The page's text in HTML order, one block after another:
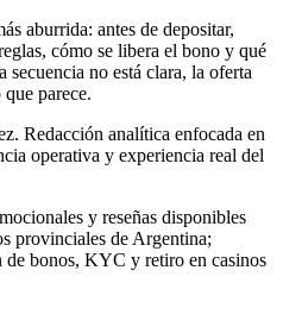
aburrida: antes de depositar,
cómo se libera el bono y qué
secuencia no está clara, la oferta
parece.
Redacción analítica enfocada en
operativa y experiencia real del
y reseñas disponibles
provinciales de Argentina;
de bonos, KYC y retiro en casinos